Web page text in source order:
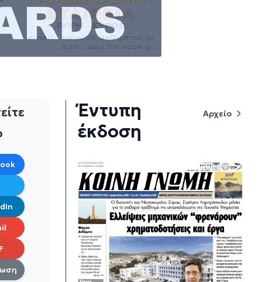
Έντυπη
έκδοση
Αρχείο